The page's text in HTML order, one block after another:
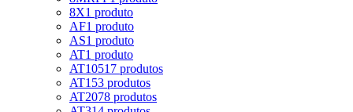
8X1 produto
AF1 produto
AS1 produto
AT1 produto
AT10517 produtos
AT153 produtos
AT2078 produtos